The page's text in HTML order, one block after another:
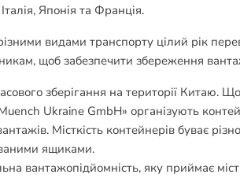
Японія та Франція.
видами транспорту цілий рік
щоб забезпечити збереження
зберігання на території Китаю.
Ukraine GmbH» організують
Місткість контейнерів буває
ящиками.
вантажопідйомність, яку приймає